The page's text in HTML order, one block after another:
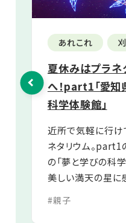
おでかけ
愛知こどもの国
おすすめスポッ
面積100万平方メ
国。「どこから行け
があるの？」と悩
別おすすめスポッ
#自然 #親子 #
#体験